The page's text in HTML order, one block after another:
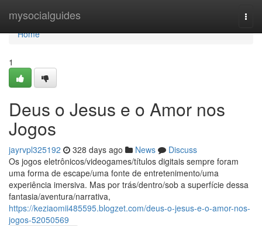
mysocialguides
Home
Home
1
Deus o Jesus e o Amor nos
Jogos
jayrvpl325192 328 days ago News
Discuss
Os jogos eletrônicos/videogames/títulos digitais sempre foram
uma forma de escape/uma fonte de entretenimento/uma
experiência imersiva. Mas por trás/dentro/sob a superfície dessa
fantasia/aventura/narrativa,
https://keziaomii485595.blogzet.com/deus-o-jesus-e-o-amor-nos-
jogos-52050569